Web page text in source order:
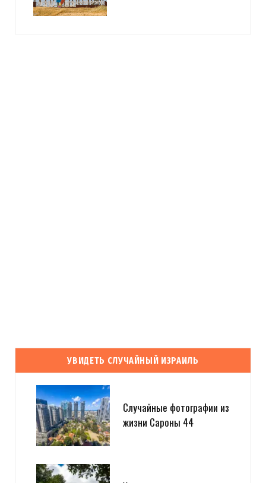
УВИДЕТЬ СЛУЧАЙНЫЙ ИЗРАИЛЬ
Случайные фотографии из
жизни Сароны 44